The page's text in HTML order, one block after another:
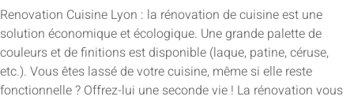
Renovation Cuisine Lyon : la rénovation de cuisine est une
solution économique et écologique. Une grande palette de
couleurs et de finitions est disponible (laque, patine, céruse,
etc.). Vous êtes lassé de votre cuisine, même si elle reste
fonctionnelle ? Offrez-lui une seconde vie ! La rénovation vous